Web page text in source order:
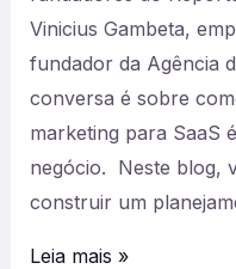
Vinicius Gambeta,
fundador da Agência
conversa é sobre
marketing para SaaS
negócio. Neste blog,
construir um
#20
Leia mais »